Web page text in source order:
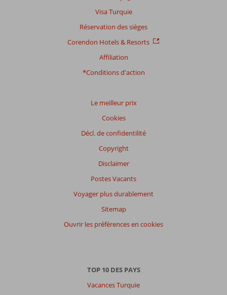
Visa Turquie
Réservation des sièges
Corendon Hotels & Resorts
Affiliation
*Conditions d'action
Le meilleur prix
Cookies
Décl. de confidentilité
Copyright
Disclaimer
Postes Vacants
Voyager plus durablement
Sitemap
Ouvrir les préférences en cookies
TOP 10 DES PAYS
Vacances Turquie